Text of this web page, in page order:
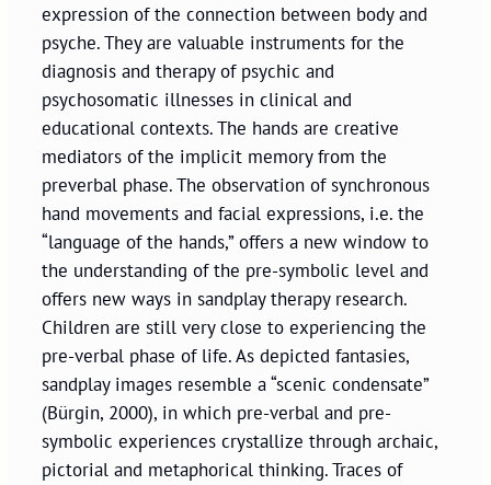
expression of the connection between body and
psyche. They are valuable instruments for the
diagnosis and therapy of psychic and
psychosomatic illnesses in clinical and
educational contexts. The hands are creative
mediators of the implicit memory from the
preverbal phase. The observation of synchronous
hand movements and facial expressions, i.e. the
“language of the hands,” offers a new window to
the understanding of the pre-symbolic level and
offers new ways in sandplay therapy research.
Children are still very close to experiencing the
pre-verbal phase of life. As depicted fantasies,
sandplay images resemble a “scenic condensate”
(Bürgin, 2000), in which pre-verbal and pre-
symbolic experiences crystallize through archaic,
pictorial and metaphorical thinking. Traces of